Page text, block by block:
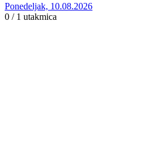
Ponedeljak, 10.08.2026
0 / 1 utakmica